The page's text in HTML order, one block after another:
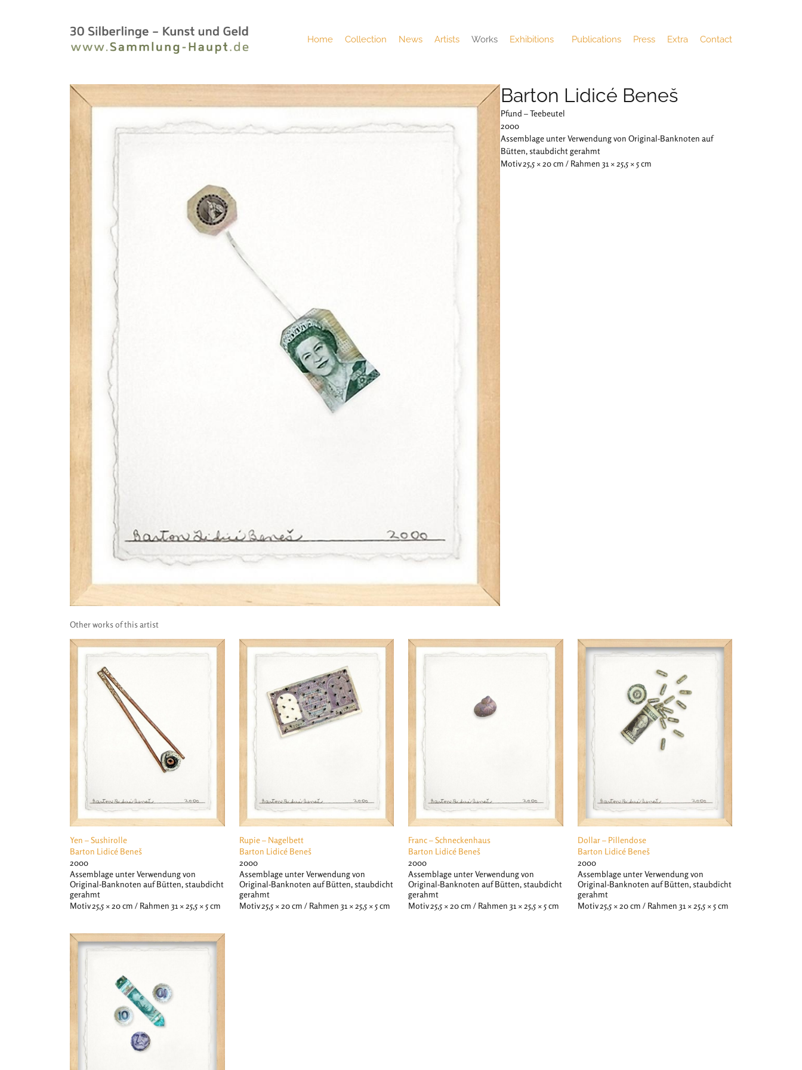
Home Collection News Artists Works Exhibitions Publications Press Extra Contact
Barton Lidicé Beneš
Pfund – Teebeutel
2000
Assemblage unter Verwendung von Original-Banknoten auf
Bütten, staubdicht gerahmt
Motiv 25,5 × 20 cm / Rahmen 31 × 25,5 × 5 cm
Other works of this artist
Yen – Sushirolle
Barton Lidicé Beneš
2000
Assemblage unter Verwendung von
Original-Banknoten auf Bütten, staubdicht
gerahmt
Motiv 25,5 × 20 cm / Rahmen 31 × 25,5 × 5 cm
Rupie – Nagelbett
Barton Lidicé Beneš
2000
Assemblage unter Verwendung von
Original-Banknoten auf Bütten, staubdicht
gerahmt
Motiv 25,5 × 20 cm / Rahmen 31 × 25,5 × 5 cm
Franc – Schneckenhaus
Barton Lidicé Beneš
2000
Assemblage unter Verwendung von
Original-Banknoten auf Bütten, staubdicht
gerahmt
Motiv 25,5 × 20 cm / Rahmen 31 × 25,5 × 5 cm
Dollar – Pillendose
Barton Lidicé Beneš
2000
Assemblage unter Verwendung von
Original-Banknoten auf Bütten, staubdicht
gerahmt
Motiv 25,5 × 20 cm / Rahmen 31 × 25,5 × 5 cm